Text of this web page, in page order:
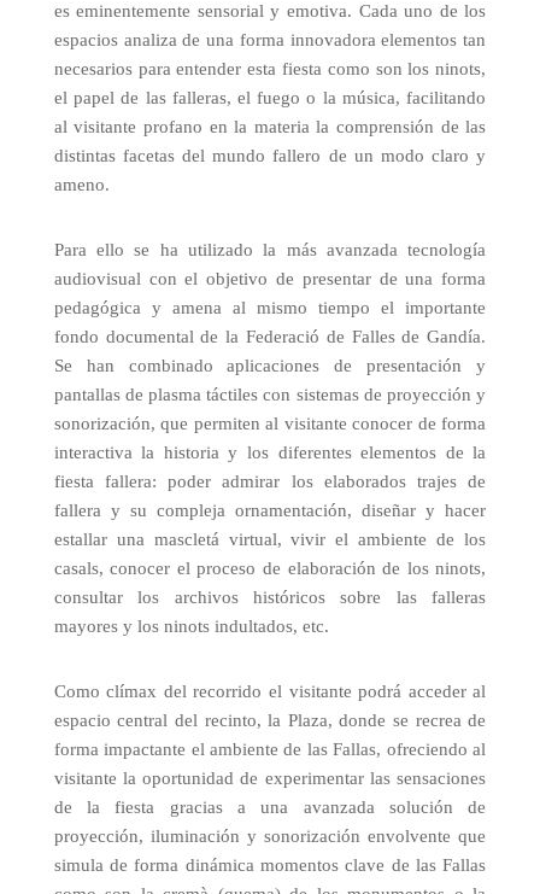
es eminentemente sensorial y emotiva. Cada uno de los
espacios analiza de una forma innovadora elementos tan
necesarios para entender esta fiesta como son los ninots,
el papel de las falleras, el fuego o la música, facilitando
al visitante profano en la materia la comprensión de las
distintas facetas del mundo fallero de un modo claro y
ameno.
Para ello se ha utilizado la más avanzada tecnología
audiovisual con el objetivo de presentar de una forma
pedagógica y amena al mismo tiempo el importante
fondo documental de la Federació de Falles de Gandía.
Se han combinado aplicaciones de presentación y
pantallas de plasma táctiles con sistemas de proyección y
sonorización, que permiten al visitante conocer de forma
interactiva la historia y los diferentes elementos de la
fiesta fallera: poder admirar los elaborados trajes de
fallera y su compleja ornamentación, diseñar y hacer
estallar una mascletá virtual, vivir el ambiente de los
casals, conocer el proceso de elaboración de los ninots,
consultar los archivos históricos sobre las falleras
mayores y los ninots indultados, etc.
Como clímax del recorrido el visitante podrá acceder al
espacio central del recinto, la Plaza, donde se recrea de
forma impactante el ambiente de las Fallas, ofreciendo al
visitante la oportunidad de experimentar las sensaciones
de la fiesta gracias a una avanzada solución de
proyección, iluminación y sonorización envolvente que
simula de forma dinámica momentos clave de las Fallas